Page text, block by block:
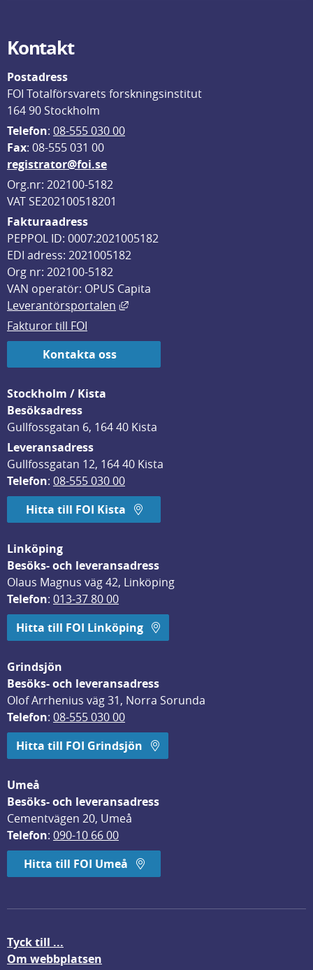
Kontakt
Postadress
FOI Totalförsvarets forskningsinstitut
164 90 Stockholm
Telefon: 08-555 030 00
Fax: 08-555 031 00
registrator@foi.se
Org.nr: 202100-5182
VAT SE202100518201
Fakturaadress
PEPPOL ID: 0007:2021005182
EDI adress: 2021005182
Org nr: 202100-5182
VAN operatör: OPUS Capita
Leverantörsportalen
Länk till annan webbplats, öppnas
Fakturor till FOI
Kontakta oss
Stockholm / Kista
Besöksadress
Gullfossgatan 6, 164 40 Kista
Leveransadress
Gullfossgatan 12, 164 40 Kista
Telefon: 08-555 030 00
Hitta till FOI Kista
Linköping
Besöks- och leveransadress
Olaus Magnus väg 42, Linköping
Telefon: 013-37 80 00
Hitta till FOI Linköping
Grindsjön
Besöks- och leveransadress
Olof Arrhenius väg 31, Norra Sorunda
Telefon: 08-555 030 00
Hitta till FOI Grindsjön
Umeå
Besöks- och leveransadress
Cementvägen 20, Umeå
Telefon: 090-10 66 00
Hitta till FOI Umeå
Tyck till ...
Om webbplatsen